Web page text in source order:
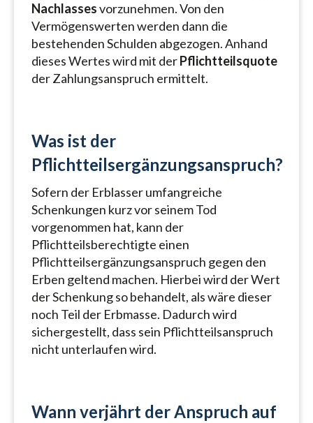
Nachlassesvorzunehmen. Von den
Vermögenswerten werden dann die
bestehenden Schulden abgezogen. Anhand
dieses Wertes wird mit derPflichtteilsquote
der Zahlungsanspruch ermittelt.
Was ist der
Pflichtteilsergänzungsanspruch?
Sofern der Erblasser umfangreiche
Schenkungen kurz vor seinem Tod
vorgenommen hat, kann der
Pflichtteilsberechtigte einen
Pflichtteilsergänzungsanspruch gegen den
Erben geltend machen. Hierbei wird der Wert
der Schenkung so behandelt, als wäre dieser
noch Teil der Erbmasse. Dadurch wird
sichergestellt, dass sein Pflichtteilsanspruch
nicht unterlaufen wird.
Wann verjährt der Anspruch auf